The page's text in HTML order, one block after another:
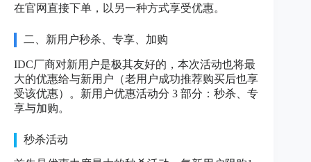
在官网直接下单，以另一种方式享受优惠。
二、新用户秒杀、专享、加购
IDC厂商对新用户是极其友好的，本次活动也将最
大的优惠给与新用户（老用户成功推荐购买后也享
受该优惠）。新用户优惠活动分 3 部分：秒杀、专
享与加购。
秒杀活动